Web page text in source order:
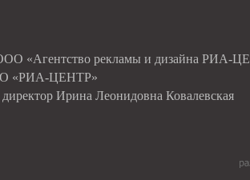
«Агентство рекламы и дизайна РИА-
«РИА-ЦЕНТР»
Ирина Леонидовна Ковалевская